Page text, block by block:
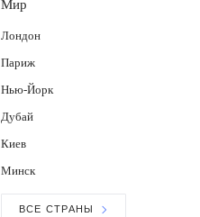
Мир
Лондон
Париж
Нью-Йорк
Дубай
Киев
Минск
ВСЕ СТРАНЫ